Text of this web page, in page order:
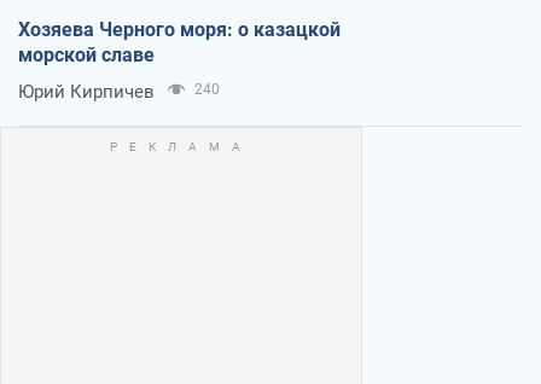
Хозяева Черного моря: о казацкой
морской славе
Юрий Кирпичев 240